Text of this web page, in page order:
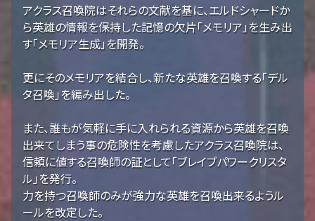
アクラス召喚院はそれらの文献を基に、エルドシャードか
ら英雄の情報を保持した記憶の欠片「メモリア」を生み出
す「メモリア生成」を開発。
更にそのメモリアを結合し、新たな英雄を召喚する「デル
タ召喚」を編み出した。
また、誰もが気軽に手に入れられる資源から英雄を召喚
出来てしまう事の危険性を考慮したアクラス召喚院は、
信頼に値する召喚師の証として「ブレイブパワークリスタ
ル」を発行。
力を持つ召喚師のみが強力な英雄を召喚出来るようル
ールを改定した。